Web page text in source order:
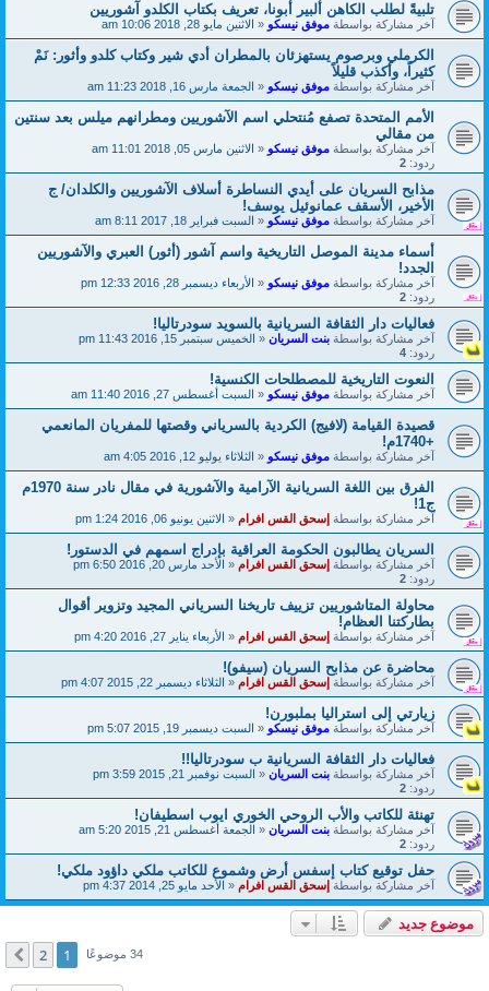
تلبيةً لطلب الكاهن ألبير أبونا، تعريف بكتاب الكلدو آشوريين
آخر مشاركة بواسطةموفق نيسكو«الاثنين مايو 28, 2018 10:06 am
الكرملي وبرصوم يستهزئان بالمطران أدي شير وكتاب كلدو وأثور: نَمْ
كثيراً، وأكذب قليلاً
آخر مشاركة بواسطةموفق نيسكو«الجمعة مارس 16, 2018 11:23 am
الأمم المتحدة تصفع مُنتحلي اسم الآشوريين ومطرانهم ميلس بعد سنتين
من مقالي
آخر مشاركة بواسطةموفق نيسكو«الاثنين مارس 05, 2018 11:01 am
ردود: 2
مذابح السريان على أيدي النساطرة أسلاف الآشوريين والكلدان/ ج
الأخير، الأسقف عمانوئيل يوسف!
آخر مشاركة بواسطةموفق نيسكو«السبت فبراير 18, 2017 8:11 am
أسماء مدينة الموصل التاريخية واسم آشور (أثور) العبري والآشوريين
الجدد!
آخر مشاركة بواسطةموفق نيسكو«الأربعاء ديسمبر 28, 2016 12:33 pm
ردود: 2
فعاليات دار الثقافة السريانية بالسويد سودرتاليا!
آخر مشاركة بواسطةبنت السريان«الخميس سبتمبر 15, 2016 11:43 pm
ردود: 4
النعوت التاريخية للمصطلحات الكنسية!
آخر مشاركة بواسطةموفق نيسكو«السبت أغسطس 27, 2016 11:40 am
قصيدة القيامة (لافيج) الكردية بالسرياني وقصتها للمفريان المانعمي
+1740م!
آخر مشاركة بواسطةموفق نيسكو«الثلاثاء يوليو 12, 2016 4:05 am
الفرق بين اللغة السريانية الآرامية والآشورية في مقال نادر سنة 1970م
ج1!
آخر مشاركة بواسطةإسحق القس افرام«الاثنين يونيو 06, 2016 1:24 pm
السريان يطالبون الحكومة العراقية بإدراج اسمهم في الدستور!
آخر مشاركة بواسطةإسحق القس افرام«الأحد مارس 20, 2016 6:50 pm
ردود: 2
محاولة المتاشوريين تزييف تاريخنا السرياني المجيد وتزوير أقوال
بطاركتنا العظام!
آخر مشاركة بواسطةإسحق القس افرام«الأربعاء يناير 27, 2016 4:20 pm
محاضرة عن مذابح السريان (سيفو)!
آخر مشاركة بواسطةإسحق القس افرام«الثلاثاء ديسمبر 22, 2015 4:07 pm
زيارتي إلى استراليا بملبورن!
آخر مشاركة بواسطةموفق نيسكو«السبت ديسمبر 19, 2015 5:07 pm
فعاليات دار الثقافة السريانية ب سودرتاليا!!
آخر مشاركة بواسطةبنت السريان«السبت نوفمبر 21, 2015 3:59 pm
ردود: 2
تهنئة للكاتب والأب الروحي الخوري ايوب اسطيفان!
آخر مشاركة بواسطةبنت السريان«الجمعة أغسطس 21, 2015 5:20 am
ردود: 2
حفل توقيع كتاب إسفس أرض وشموع للكاتب ملكي داؤود ملكي!
آخر مشاركة بواسطةإسحق القس افرام«الأحد مايو 25, 2014 4:37 pm
موضوع جديد
34 موضوعًا 1
2 التالي